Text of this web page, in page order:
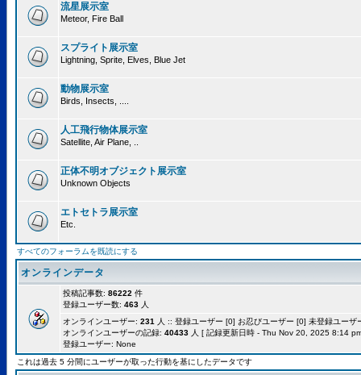
流星展示室
Meteor, Fire Ball
スプライト展示室
Lightning, Sprite, Elves, Blue Jet
動物展示室
Birds, Insects, ....
人工飛行物体展示室
Satellite, Air Plane, ..
正体不明オブジェクト展示室
Unknown Objects
エトセトラ展示室
Etc.
すべてのフォーラムを既読にする
オンラインデータ
投稿記事数: 86222 件
登録ユーザー数: 463 人
オンラインユーザー: 231
人 :: 登録ユーザー [0] お忍びユーザー [0] 未登録ユー
オンラインユーザーの記録: 40433 人 [ 記録更新日時 - Thu Nov 20, 2025 8:14
登録ユーザー: None
これは過去 5 分間にユーザーが取った行動を基にしたデータです